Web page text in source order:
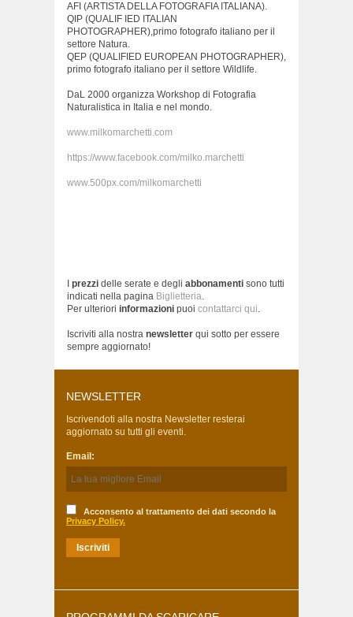
AFI (ARTISTA DELLA FOTOGRAFIA ITALIANA).
QIP (QUALIF IED ITALIAN
PHOTOGRAPHER),primo fotografo italiano per il
settore Natura.
QEP (QUALIFIED EUROPEAN PHOTOGRAPHER),
primo fotografo italiano per il settore Wildlife.
DaL 2000 organizza Workshop di Fotografia
Naturalistica in Italia e nel mondo.
www.milkomarchetti.com
https://www.facebook.com/milko.marchetti
www.500px.com/milkomarchetti
prezzi delle serate e degli abbonamenti sono tutti
indicati nella pagina Biglietteria.
Per ulteriori informazioni puoi contattarci qui.
Iscriviti alla nostra newsletter qui sotto per essere
sempre aggiornato!
NEWSLETTER
Iscrivendoti alla nostra Newsletter resterai
aggiornato su tutti gli eventi.
Email:
Acconsento al trattamento dei dati secondo la
Privacy Policy.